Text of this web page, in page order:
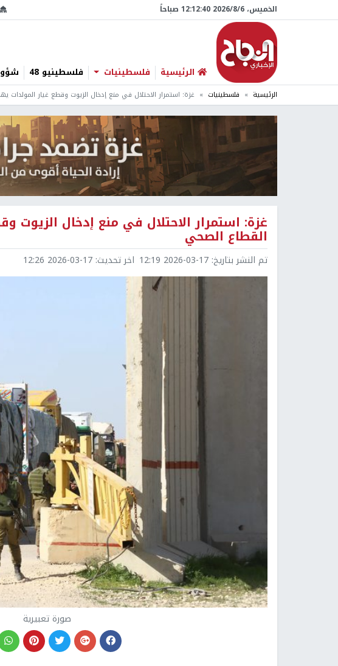
الخميس، 6/‏8/‏2026 12:12:41 صباحاً
الرئيسية فلسطينيات فلسطينيو 48
الرئيسية فلسطينيات غزة: استمرار الاحتلال في منع إدخال الزيوت وقطع غيار المولدات
غزة: استمرار الاحتلال في منع إدخال الزيوت
القطاع الصحي
تم النشر بتاريخ: 2026-03-17 12:19 اخر تحديث: 2026-03-17 12:26
صورة تعبيرية